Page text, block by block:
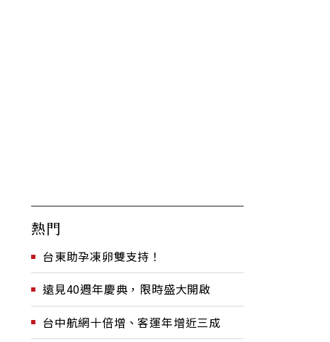
熱門
台東助孕凍卵雙支持！
遠見40週年慶典，限時盛大開啟
台中航網十倍增、客運年增近三成